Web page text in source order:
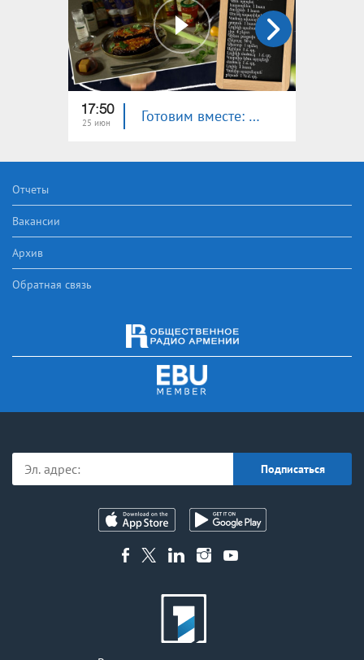
17:50
25 июн Готовим вместе: баклажан, фаршированный цукини
Отчеты
Вакансии
Архив
Обратная связь